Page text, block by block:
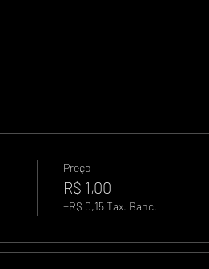
Preço
R$ 1,00
+R$ 0,15 Tax. Banc.